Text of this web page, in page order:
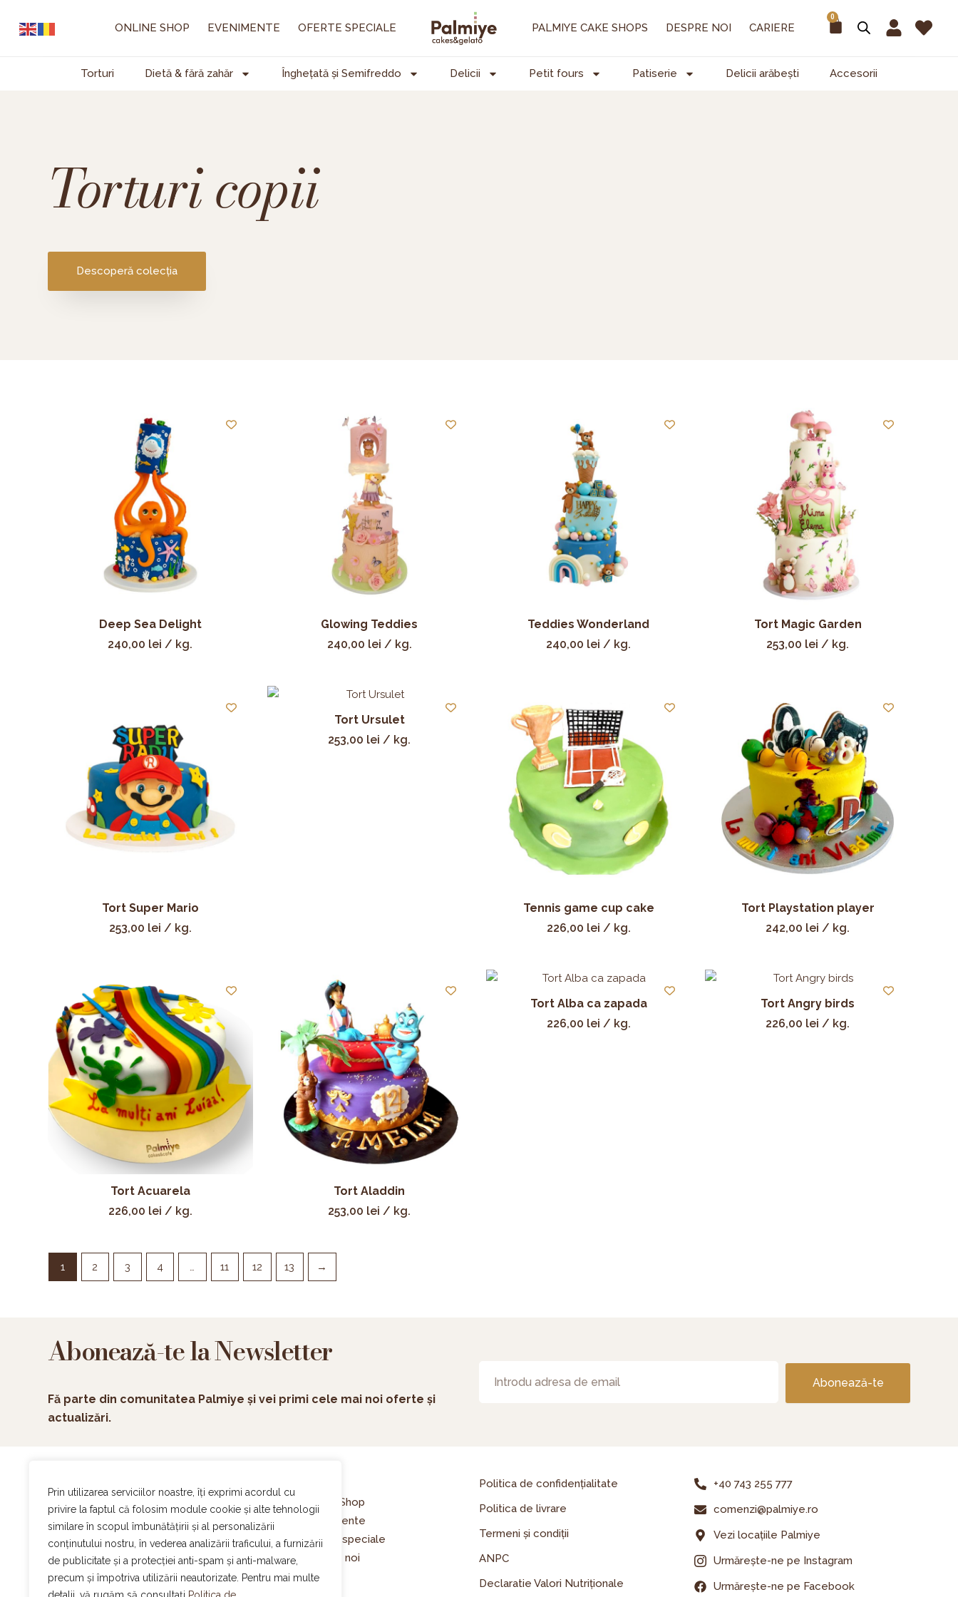
Prin utilizarea serviciilor noastre, îți exprimi acordul cu
privire la faptul că folosim module cookie și alte tehnologii
similare în scopul îmbunătățirii și al personalizării
conținutului nostru, în vederea analizării traficului, a furnizării
de publicitate și a protecției anti-spam și anti-malware,
precum și împotriva utilizării neautorizate. Pentru mai multe
ONLINE SHOP EVENIMENTE OFERTE SPECIALE PALMIYE CAKE SHOPS DESPRE NOI CARIERE
0
Cart
Torturi Dietă & fără zahăr Înghețată și Semifreddo Delicii Petit fours Patiserie Delicii arăbești Accesorii
Torturi copii
Descoperă colecția
Deep Sea Delight
240,00 lei / kg.
Glowing Teddies
240,00 lei / kg.
Teddies Wonderland
240,00 lei / kg.
Tort Magic Garden
253,00 lei / kg.
Tort Super Mario
253,00 lei / kg.
Tort Ursulet
253,00 lei / kg.
Tennis game cup cake
226,00 lei / kg.
Tort Playstation player
242,00 lei / kg.
Tort Acuarela
226,00 lei / kg.
Tort Aladdin
253,00 lei / kg.
Tort Alba ca zapada
226,00 lei / kg.
Tort Angry birds
226,00 lei / kg.
1 2 3 4 11 12 13 →
Abonează-te la Newsletter
Fă parte din comunitatea Palmiye și vei primi cele mai noi oferte și
actualizări.
Abonează-te
Program normal
Atelier Palmiye:Luni – Sambata | 8:30-16:00
Online Shop
Evenimente
Oferte speciale
Despre noi
Cariere
Politica de confidențialitate
Politica de livrare
Termeni și condiții
ANPC
Declaratie Valori Nutriționale
+40 743 255 777
comenzi@palmiye.ro
Vezi locațiile Palmiye
Urmărește-ne pe Instagram
Urmărește-ne pe Facebook